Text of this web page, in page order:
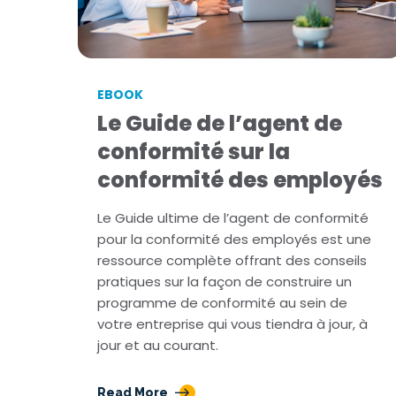
Activités professionnelles extérieures
Dons et activités politiques
Surveillance commerciale ferme
EBOOK
Le Guide de l’agent de
conformité sur la
conformité des employés
Le Guide ultime de l’agent de conformité
pour la conformité des employés est une
ressource complète offrant des conseils
pratiques sur la façon de construire un
programme de conformité au sein de
votre entreprise qui vous tiendra à jour, à
jour et au courant.
Read More